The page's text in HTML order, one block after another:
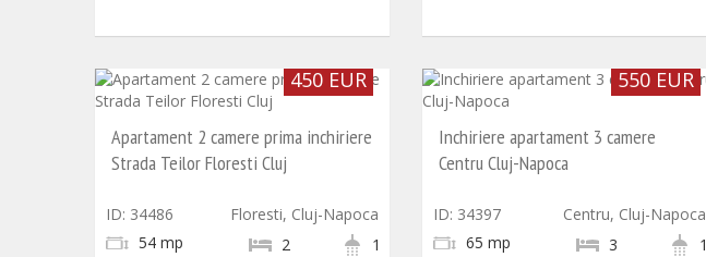
450 EUR
Apartament 2 camere prima inchiriere
Strada Teilor Floresti Cluj
ID: 34486
Floresti, Cluj-Napoca
1
2
54 mp
550 EUR
Inchiriere apartament 3 camere
Centru Cluj-Napoca
ID: 34397
Centru, Cluj-Napoca
1
3
65 mp